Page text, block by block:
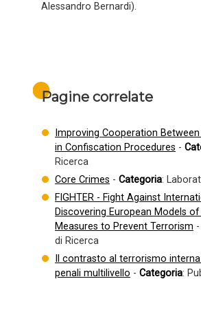
Alessandro Bernardi).
Pagine correlate
Improving Cooperation
in Confiscation Procedures -
Ricerca
Core Crimes - Categoria:
FIGHTER - Fight Against
Discovering European Models
Measures to Prevent Terrorism -
di Ricerca
Il contrasto al terrorismo
penali multilivello - Categoria: